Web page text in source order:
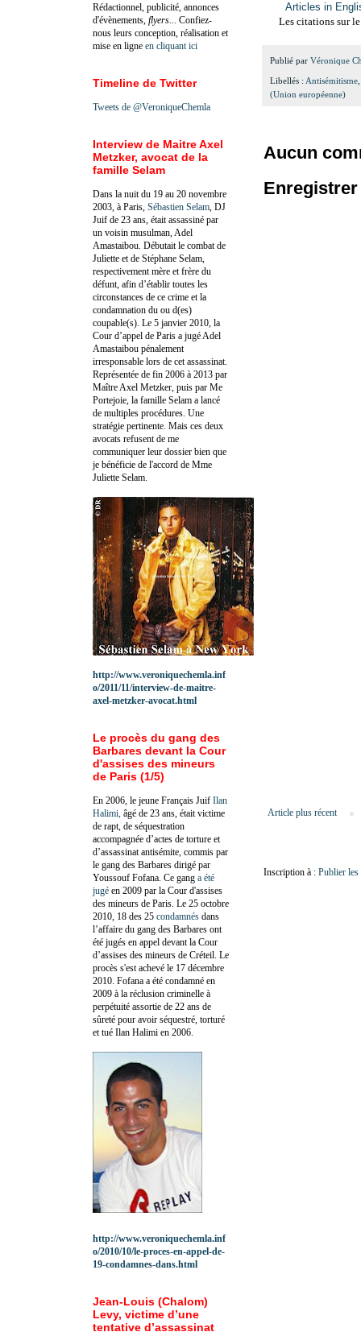
Articles in
Les citations sur
Publié par Véronique
Libellés : Antisémitisme
(Union européenne)
Aucun
Article plus récent
Inscription à : Publier
Rédactionnel, publicité, annonces
d'évènements, flyers ... Confiez-
nous leurs conception, réalisation et
mise en ligne en cliquant ici
Timeline de Twitter
Tweets de @VeroniqueChemla
Interview de Maitre Axel
Metzker, avocat de la
famille Selam
Dans la nuit du 19 au 20 novembre
2003, à Paris, Sébastien Selam , DJ
Juif de 23 ans, était assassiné par
un voisin musulman, Adel
Amastaibou. Débutait le combat de
Juliette et de Stéphane Selam,
respectivement mère et frère du
défunt, afin d’établir toutes les
circonstances de ce crime et la
condamnation du ou d(es)
coupable(s). Le 5 janvier 2010, la
Cour d’appel de Paris a jugé Adel
Amastaibou pénalement
irresponsable lors de cet assassinat.
Représentée de fin 2006 à 2013 par
Maître Axel Metzker, puis par Me
Portejoie, la famille Selam a lancé
de multiples procédures. Une
stratégie pertinente. Mais ces deux
avocats refusent de me
communiquer leur dossier bien que
je bénéficie de l'accord de Mme
Juliette Selam.
http://www.veroniquechemla.inf
o/2011/11/interview-de-maitre-
axel-metzker-avocat.html
Le procès du gang des
Barbares devant la Cour
d'assises des mineurs
de Paris (1/5)
En 2006, le jeune Français Juif Ilan
Halimi, âgé de 23 ans, était victime
de rapt, de séquestration
accompagnée d’actes de torture et
d’assassinat antisémite, commis par
le gang des Barbares dirigé par
Youssouf Fofana. Ce gang a été
jugé en 2009 par la Cour d'assises
des mineurs de Paris. Le 25 octobre
2010, 18 des 25 condamnés dans
l’affaire du gang des Barbares ont
été jugés en appel devant la Cour
d’assises des mineurs de Créteil. Le
procès s'est achevé le 17 décembre
2010. Fofana a été condamné en
2009 à la réclusion criminelle à
perpétuité assortie de 22 ans de
sûreté pour avoir séquestré, torturé
et tué Ilan Halimi en 2006.
http://www.veroniquechemla.inf
o/2010/10/le-proces-en-appel-de-
19-condamnes-dans.html
Jean-Louis (Chalom)
Levy, victime d’une
tentative d’assassinat